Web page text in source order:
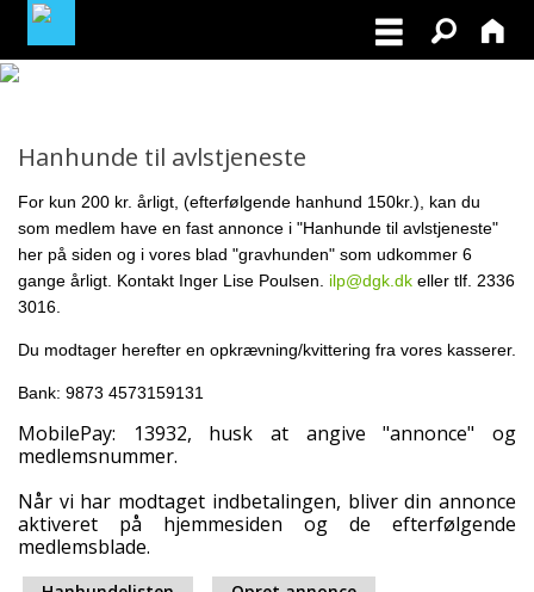
NORDISK MESTERSKAB I VILDTSPOR 2026
OPRET GRATIS ANNONCE PÅ
VIL DU BETÆNKE DGK MED EN ARV
TILSKUD TIL ØJENLYSNING OG
RYGFOTOGRAFERING 2026
Hanhunde til avlstjeneste
For kun 200 kr. årligt, (efterfølgende hanhund 150kr.), kan du
som medlem have en fast annonce i "Hanhunde til avlstjeneste"
her på siden og i vores blad "gravhunden" som udkommer 6
gange årligt. Kontakt Inger Lise Poulsen. ilp@dgk.dk eller tlf. 2336
3016.
Du modtager herefter en opkrævning/kvittering fra vores kasserer.
Bank: 9873 4573159131
MobilePay: 13932, husk at angive "annonce" og
medlemsnummer.
Når vi har modtaget indbetalingen, bliver din annonce
aktiveret på hjemmesiden og de efterfølgende
medlemsblade.